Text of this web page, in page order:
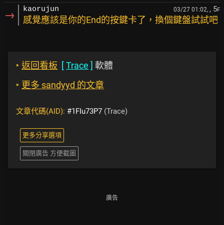
→ kaorujun 03/27 01:02, , 5F
感覺應該是你的End的按鍵卡了，換個鍵盤試試吧
‣ 返回看板 [Trace ] 軟體
‣ 更多 sandyyd 的文章
文章代碼(AID): #1FIu73P7 (Trace)
更多分享選項
關閉廣告 方便截圖
廣告